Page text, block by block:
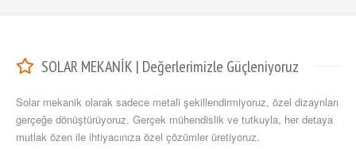
SOLAR MEKANİK | Değerlerimizle Güçleniyoruz
Solar mekanik olarak sadece metali şekillendirmiyoruz, özel dizaynları
gerçeğe dönüştürüyoruz. Gerçek mühendislik ve tutkuyla, her detaya
mutlak özen ile ihtiyacınıza özel çözümler üretiyoruz.